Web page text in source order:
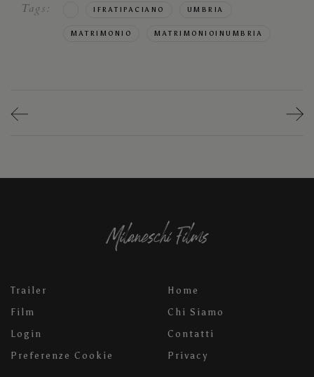
Tags: IFRATIPACIANO UMBRIA
MATRIMONIO MATRIMONIOINUMBRIA
Trailer
Film
Login
Preferenze Cookie
Home
Chi Siamo
Contatti
Privacy